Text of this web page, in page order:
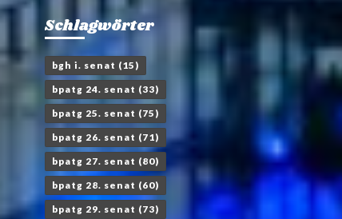
Schlagwörter
bgh i. senat (15)
bpatg 24. senat (33)
bpatg 25. senat (75)
bpatg 26. senat (71)
bpatg 27. senat (80)
bpatg 28. senat (60)
bpatg 29. senat (73)